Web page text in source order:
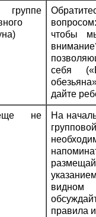
чтобы
себя
дайте
не
На
правила